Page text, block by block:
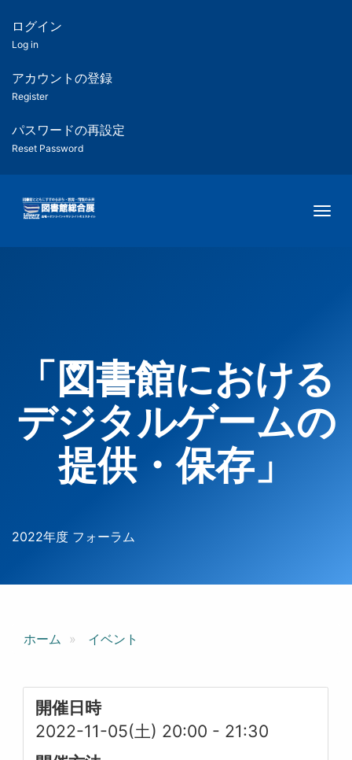
ツ
匿
名
ユ
ー
ー
用
メ
ログイン
Log in
アカウントの登録
Register
パスワードの再設定
Reset Password
「図書館における
デジタルゲームの
提供・保存」
2022年度 フォーラム
ホーム イベント
開催日時
2022-11-05(土) 20:00 - 21:30